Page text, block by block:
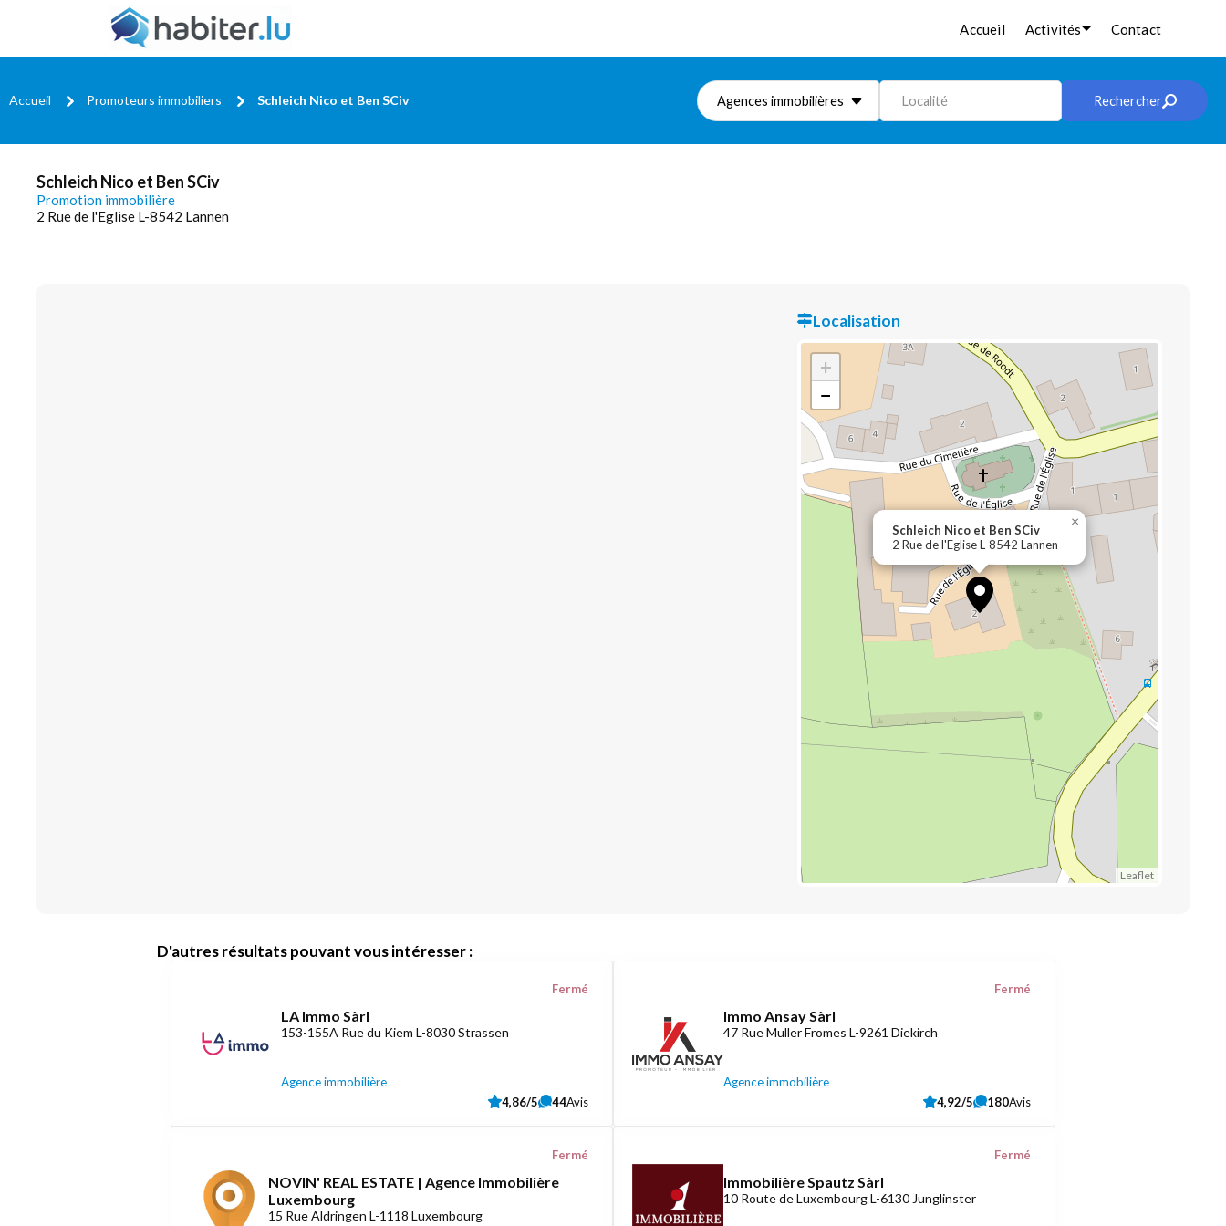
Accueil Activités Contact
Accueil Promoteurs immobiliers Schleich Nico et Ben SCiv Agences immobilières Localité Rechercher
Schleich Nico et Ben SCiv
Promotion immobilière
2 Rue de l'Eglise L-8542 Lannen
Localisation
Schleich Nico et Ben SCiv
2 Rue de l'Eglise L-8542 Lannen
×
+
−
Leaflet
D'autres résultats pouvant vous intéresser :
LA Immo Sàrl
153-155A Rue du Kiem L-8030 Strassen
Agence immobilière
Fermé
4,86/5 44Avis
Immo Ansay Sàrl
47 Rue Muller Fromes L-9261 Diekirch
Agence immobilière
Fermé
4,92/5 180Avis
NOVIN' REAL ESTATE | Agence Immobilière
Luxembourg
15 Rue Aldringen L-1118 Luxembourg
Fermé
Immobilière Spautz Sàrl
10 Route de Luxembourg L-6130 Junglinster
Fermé